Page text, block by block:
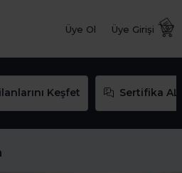
Üye Ol Üye Girişi
Keşfet Sertifika AL